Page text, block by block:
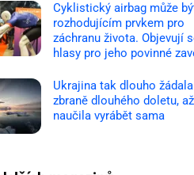
Cyklistický airbag může
rozhodujícím prvkem pro
záchranu života. Objevují
hlasy pro jeho povinné
Ukrajina tak dlouho
zbraně dlouhého doletu,
naučila vyrábět sama